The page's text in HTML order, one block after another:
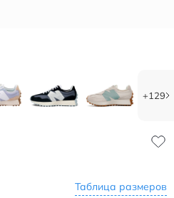
+129
Таблица размеров